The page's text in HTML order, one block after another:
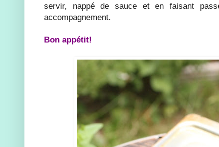
servir, nappé de sauce et en faisant
accompagnement.
Bon appétit!